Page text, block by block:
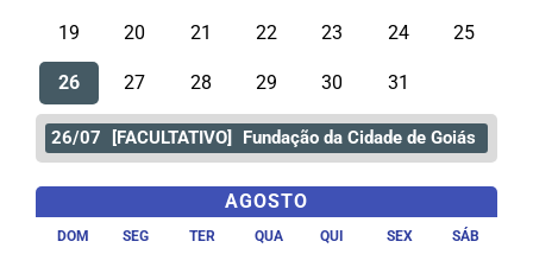
19 20 21 22 23 24 25
26 27 28 29 30 31
26/07 [FACULTATIVO] Fundação da Cidade de Goiás
AGOSTO
DOM SEG TER QUA QUI SEX SÁB